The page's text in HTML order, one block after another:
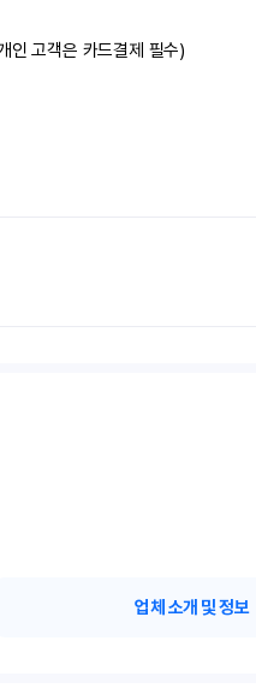
인 고객은 카드결제 필수)
업체 소개 및 정보